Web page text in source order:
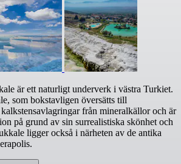
är ett naturligt underverk i västra Turkiet.
som bokstavligen översätts till
från mineralkällor och är
på grund av sin surrealistiska skönhet och
ligger också i närheten av de antika